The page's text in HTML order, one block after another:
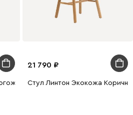
Бежевый
21 790
Стул Линтон Экокожа